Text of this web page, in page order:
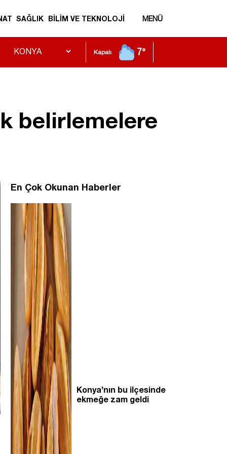
SAĞLIK BİLİM VE TEKNOLOJİ MENÜ
Kapalı 7°
belirlemelere
En Çok Okunan Haberler
Konya’nın bu ilçesinde
ekmeğe zam geldi